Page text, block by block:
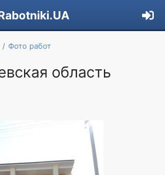
Фото работ
область